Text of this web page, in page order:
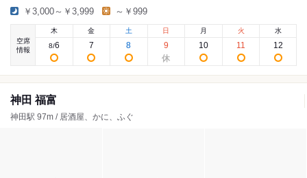
￥3,000～￥3,999 ～￥999
空席
情報
木
8/6
金
7
土
8
日
9
月
10
火
11
水
12
神田 福富
神田駅 97m / 居酒屋、かに、ふぐ